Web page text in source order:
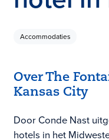
Accommodaties
Over The
Kansas City
Door Conde Nast
hotels in het